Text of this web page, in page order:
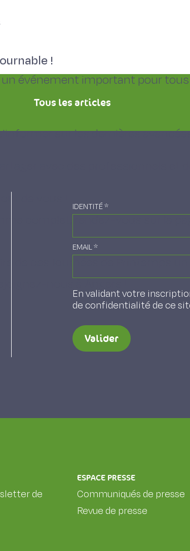
!
un événement important pour
sur les dernières
de vous !
complet, rendez-vous surla
de ces Journées de Printemps un
nous à Angers !
Tous les articles
IDENTITÉ*
EMAIL*
En validant votre
de confidentialité de ce
Valider
de
ESPACE PRESSE
Communiqués de presse
Revue de presse